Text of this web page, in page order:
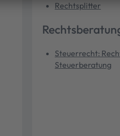
Rechtsplitter
Steuerrecht:
Steuerberatung